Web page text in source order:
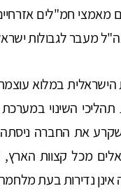
מאמצי חמ"לים
מעבר לגבולות
הישראלית במלוא
השינוי
את החברה
מכל קצוות הארץ,
אינן נדירות בעת